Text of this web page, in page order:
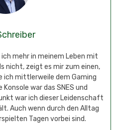
ich mehr in meinem Leben mit
nicht, zeigt es mir zum einen,
ich mittlerweile dem Gaming
war das SNES und
war ich dieser Leidenschaft
Auch wenn durch den Alltag
Tagen vorbei sind.